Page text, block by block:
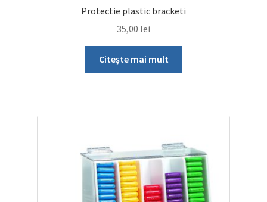
Protectie plastic bracketi
35,00 lei
Citește mai mult